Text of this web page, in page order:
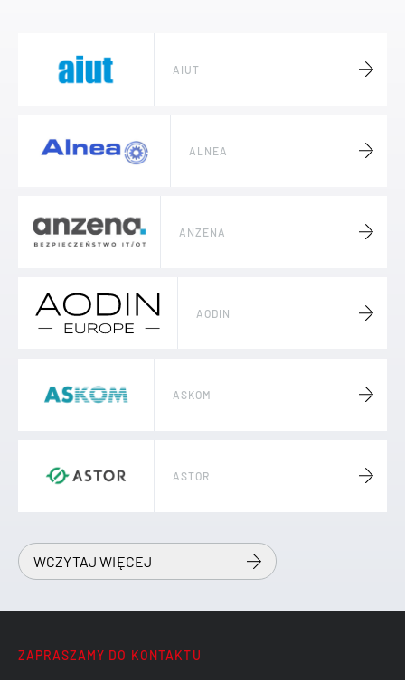
AIUT
ALNEA
ANZENA
AODIN
ASKOM
ASTOR
WCZYTAJ WIĘCEJ
ZAPRASZAMY DO KONTAKTU